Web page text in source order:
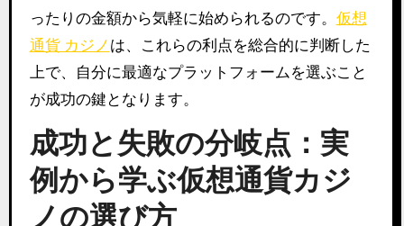
ったりの金額から気軽に始められるのです。 仮想
通貨 カジノ は、これらの利点を総合的に判断した
上で、自分に最適なプラットフォームを選ぶこと
が成功の鍵となります。
成功と失敗の分岐点：実
例から学ぶ仮想通貨カジ
ノの選び方